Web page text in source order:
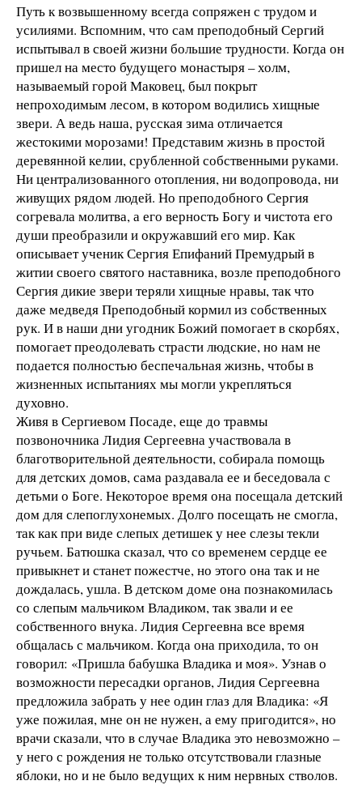
Путь к возвышенному всегда сопряжен с трудом и
усилиями. Вспомним, что сам преподобный Сергий
испытывал в своей жизни большие трудности. Когда он
пришел на место будущего монастыря – холм,
называемый горой Маковец, был покрыт
непроходимым лесом, в котором водились хищные
звери. А ведь наша, русская зима отличается
жестокими морозами! Представим жизнь в простой
деревянной келии, срубленной собственными руками.
Ни централизованного отопления, ни водопровода, ни
живущих рядом людей. Но преподобного Сергия
согревала молитва, а его верность Богу и чистота его
души преобразили и окружавший его мир. Как
описывает ученик Сергия Епифаний Премудрый в
житии своего святого наставника, возле преподобного
Сергия дикие звери теряли хищные нравы, так что
даже медведя Преподобный кормил из собственных
рук. И в наши дни угодник Божий помогает в скорбях,
помогает преодолевать страсти людские, но нам не
подается полностью беспечальная жизнь, чтобы в
жизненных испытаниях мы могли укрепляться
духовно.
Живя в Сергиевом Посаде, еще до травмы
позвоночника Лидия Сергеевна участвовала в
благотворительной деятельности, собирала помощь
для детских домов, сама раздавала ее и беседовала с
детьми о Боге. Некоторое время она посещала детский
дом для слепоглухонемых. Долго посещать не смогла,
так как при виде слепых детишек у нее слезы текли
ручьем. Батюшка сказал, что со временем сердце ее
привыкнет и станет пожестче, но этого она так и не
дождалась, ушла. В детском доме она познакомилась
со слепым мальчиком Владиком, так звали и ее
собственного внука. Лидия Сергеевна все время
общалась с мальчиком. Когда она приходила, то он
говорил: «Пришла бабушка Владика и моя». Узнав о
возможности пересадки органов, Лидия Сергеевна
предложила забрать у нее один глаз для Владика: «Я
уже пожилая, мне он не нужен, а ему пригодится», но
врачи сказали, что в случае Владика это невозможно –
у него с рождения не только отсутствовали глазные
яблоки, но и не было ведущих к ним нервных стволов.